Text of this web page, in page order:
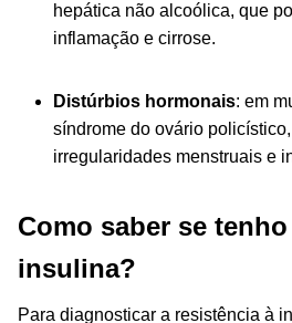
hepática não alcoólica, que
inflamação e cirrose.
Distúrbios hormonais: em
síndrome do ovário
irregularidades menstruais e
Como saber se
insulina?
Para diagnosticar a resistência à